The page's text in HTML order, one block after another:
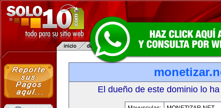
El dueño de este dominio lo